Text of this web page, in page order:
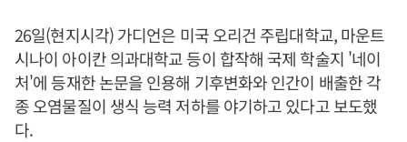
26일(현지시각) 가디언은 미국 오리건 주립대학교, 마운트
시나이 아이칸 의과대학교 등이 합작해 국제 학술지 '네이
처'에 등재한 논문을 인용해 기후변화와 인간이 배출한 각
종 오염물질이 생식 능력 저하를 야기하고 있다고 보도했
다.